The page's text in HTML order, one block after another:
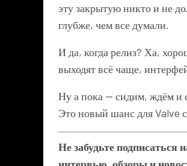
эту закрытую никто и не
глубже, чем все думали.
И да, когда релиз? Ха,
выходят всё чаще,
Ну а пока — сидим, ждём и
Это новый шанс для Valve
Не забудьте подписаться
интервью, обзоры и